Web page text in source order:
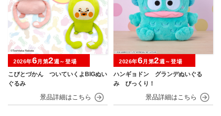
こびとづかん ついていくよBIGぬい
ぐるみ
2026年6月第2週～登場
ハンギョドン グランデぬいぐる
み びっくり！
2026年6月第2週～登場